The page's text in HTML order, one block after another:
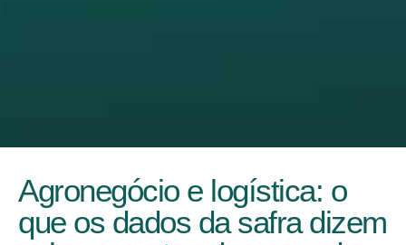
Agronegócio e logística: o
que os dados da safra dizem